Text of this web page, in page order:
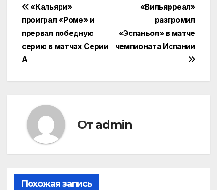
Навигация
по
записям
«Вильярреал»
разгромил
«Эспаньол» в матче
чемпионата Испании
«Кальяри»
проиграл «Роме» и
прервал победную
серию в матчах Серии
А
От admin
Похожая запись